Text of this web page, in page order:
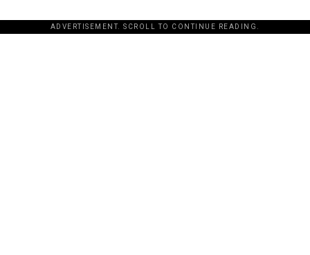
ADVERTISEMENT. SCROLL TO CONTINUE READING.